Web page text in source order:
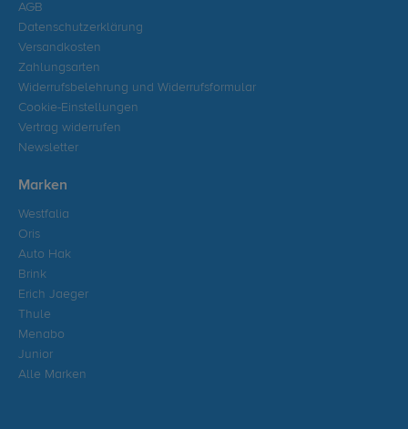
AGB
Datenschutzerklärung
Versandkosten
Zahlungsarten
Widerrufsbelehrung und Widerrufsformular
Cookie-Einstellungen
Vertrag widerrufen
Newsletter
Marken
Westfalia
Oris
Auto Hak
Brink
Erich Jaeger
Thule
Menabo
Junior
Alle Marken